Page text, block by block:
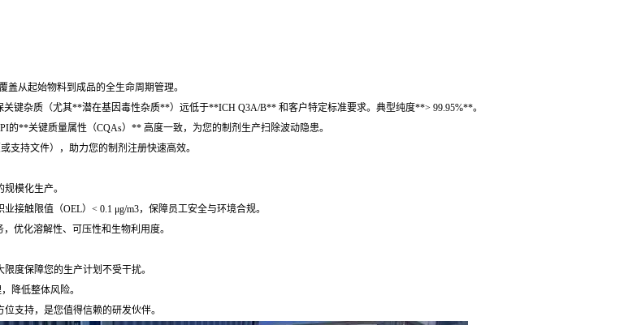
从起始物料到成品的全生命周期管理。
杂质（尤其**潜在基因毒性杂质**）远低于**ICH Q3A/B** 和客户特定标准要求。典型纯度**> 99.95%**。
**关键质量属性（CQAs）** 高度一致，为您的制剂生产扫除波动隐患。
持文件），助力您的制剂注册快速高效。
模化生产。
触限值（OEL）< 0.1 μg/m3，保障员工安全与环境合规。
优化溶解性、可压性和生物利用度。
度保障您的生产计划不受干扰。
降低整体风险。
支持，是您值得信赖的研发伙伴。